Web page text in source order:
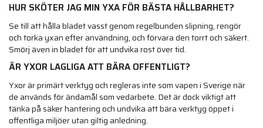
HUR SKÖTER JAG MIN YXA FÖR BÄSTA HÅLLBARHET?
Se till att hålla bladet vasst genom regelbunden slipning, rengör
och torka yxan efter användning, och förvara den torrt och säkert.
Smörj även in bladet för att undvika rost över tid.
ÄR YXOR LAGLIGA ATT BÄRA OFFENTLIGT?
Yxor är primärt verktyg och regleras inte som vapen i Sverige när
de används för ändamål som vedarbete. Det är dock viktigt att
tänka på säker hantering och undvika att bära verktyg öppet i
offentliga miljöer utan giltig anledning.